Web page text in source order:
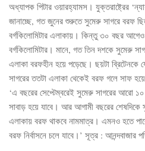
অধ্যাপক পিটার ওয়ারহ্যামস। যুক্তরাষ্ট্রের
জানাচ্ছে, গত জুনের শুরুতে সুমেরু সাগরে বরফ
বর্গকিলোমিটার এলাকায়। কিন্তু ৩০ বছর
বর্গকিলোমিটার। মানে, গত তিন দশকে সুমেরু
এলাকা বরফহীন হয়ে পড়েছে। ছয়টা
সাগরের ততটা এলাকা থেকেই বরফ গলে সাফ
‘এ বছরের সেপ্টেম্বরেই সুমেরু সাগরের আরো
সাবাড় হয়ে যাবে। আর আগামী বছরের শেষদিকে
এলাকায় বরফ থাকবে নামমাত্র। এমনও হতে
বরফ নির্বাসনে চলে যাবে।’ সূত্র : আনন্দবাজার